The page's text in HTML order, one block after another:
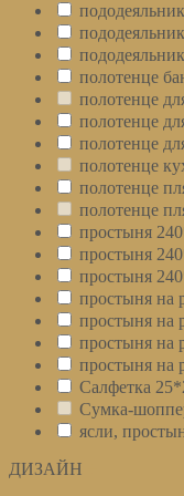
полотенце
полотенце
полотенце
полотенце
полотенце
полотенце
полотенце
простыня
простыня
простыня
простыня на
простыня на
простыня на
простыня на
Салфетка
Сумка-
ясли,
ДИЗАЙН